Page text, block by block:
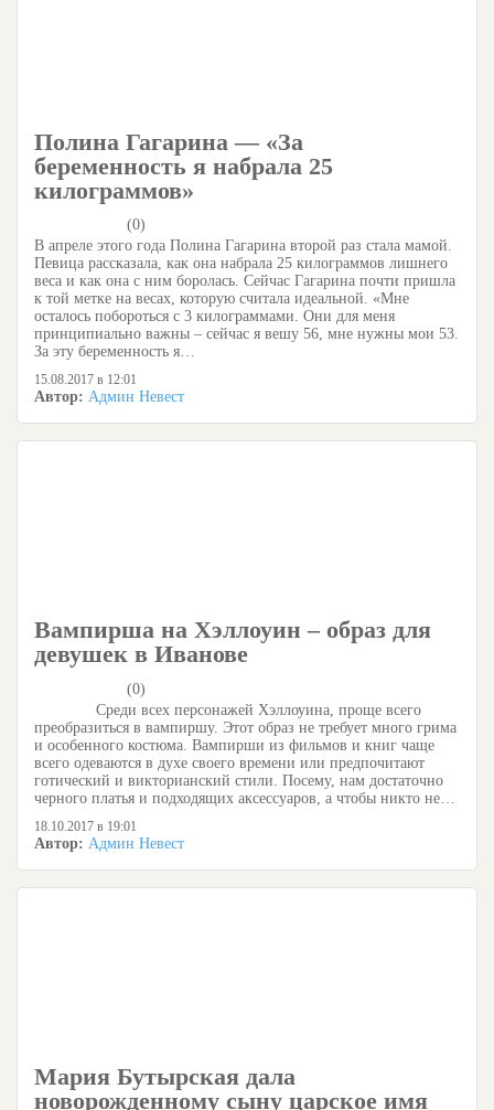
Полина Гагарина — «За
беременность я набрала 25
килограммов»
(0)
В апреле этого года Полина Гагарина второй раз стала мамой.
Певица рассказала, как она набрала 25 килограммов лишнего
веса и как она с ним боролась. Сейчас Гагарина почти пришла
к той метке на весах, которую считала идеальной. «Мне
осталось побороться с 3 килограммами. Они для меня
принципиально важны – сейчас я вешу 56, мне нужны мои 53.
За эту беременность я…
15.08.2017 в 12:01
Автор: Админ Невест
Вампирша на Хэллоуин – образ для
девушек в Иванове
(0)
Среди всех персонажей Хэллоуина, проще всего
преобразиться в вампиршу. Этот образ не требует много грима
и особенного костюма. Вампирши из фильмов и книг чаще
всего одеваются в духе своего времени или предпочитают
готический и викторианский стили. Посему, нам достаточно
черного платья и подходящих аксессуаров, а чтобы никто не…
18.10.2017 в 19:01
Автор: Админ Невест
Мария Бутырская дала
новорожденному сыну царское имя